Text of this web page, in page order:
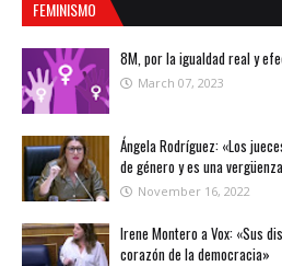
FEMINISMO
8M, por la igualdad real y
March 07, 2023
Ángela Rodríguez: «Los
de género y es una
November 16, 2022
Irene Montero a Vox: «Sus
corazón de la democracia»